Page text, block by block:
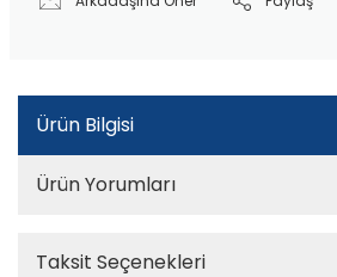
Ürün Bilgisi
Ürün Yorumları
Taksit Seçenekleri